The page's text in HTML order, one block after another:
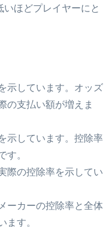
ほどプレイヤーにと
示しています。オッズ
の支払い額が増えま
示しています。控除率
。
際の控除率を示してい
ーカーの控除率と全体
す。